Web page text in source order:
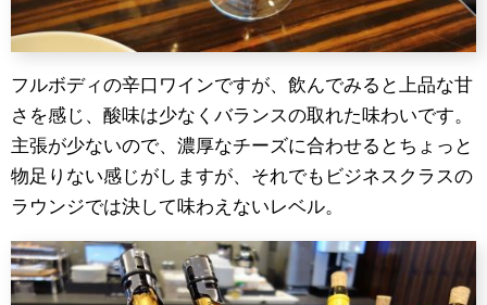
フルボディの辛口ワインですが、飲んでみると上品な甘
さを感じ、酸味は少なくバランスの取れた味わいです。
主張が少ないので、濃厚なチーズに合わせるとちょっと
物足りない感じがしますが、それでもビジネスクラスの
ラウンジでは決して味わえないレベル。